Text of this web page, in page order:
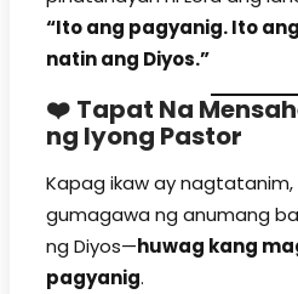
“Ito ang pagyanig. Ito
natin ang Diyos.”
❤️ Tapat Na
ng Iyong Pastor
Kapag ikaw ay
gumagawa ng anumang
ng Diyos—huwag kang
pagyanig.